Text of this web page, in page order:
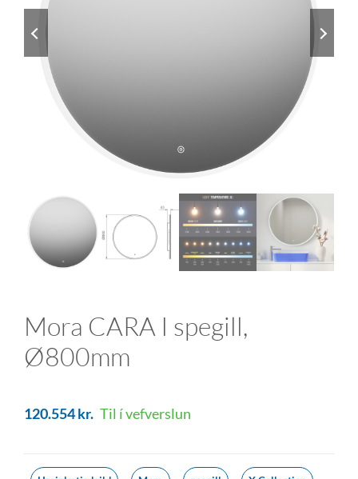
Mora CARA I spegill,
Ø800mm
120.554kr. Til í vefverslun